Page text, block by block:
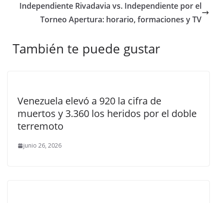
Independiente Rivadavia vs. Independiente por el
Torneo Apertura: horario, formaciones y TV
También te puede gustar
Venezuela elevó a 920 la cifra de
muertos y 3.360 los heridos por el doble
terremoto
junio 26, 2026